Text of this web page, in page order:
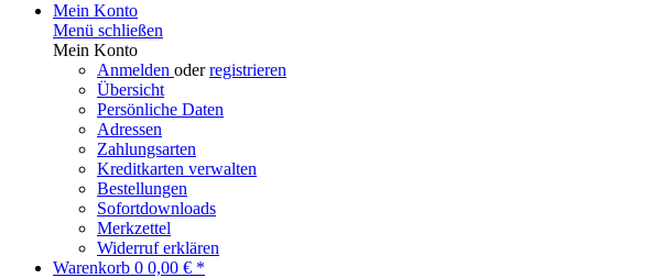
Mein Konto
Menü schließen
Mein Konto
Anmelden oderregistrieren
Übersicht
Persönliche Daten
Adressen
Zahlungsarten
Kreditkarten verwalten
Bestellungen
Sofortdownloads
Merkzettel
Widerruf erklären
Warenkorb 0 0,00 € *